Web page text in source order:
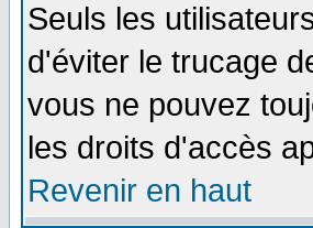
Seuls les
d'éviter le trucage
vous ne pouvez
les droits d'accès
Revenir en haut